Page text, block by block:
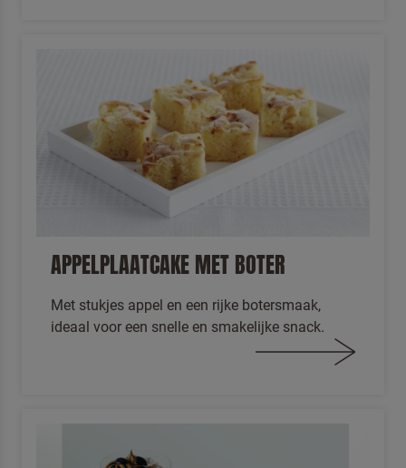
APPELPLAATCAKE MET BOTER
Met stukjes appel en een rijke botersmaak,
ideaal voor een snelle en smakelijke snack.